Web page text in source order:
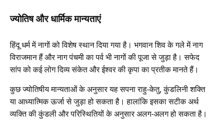
ज्योतिष और धार्मिक मान्यताएं
हिंदू धर्म में नागों को विशेष स्थान दिया गया है। भगवान शिव के गले में नाग
विराजमान हैं और नाग पंचमी का पर्व भी नागों की पूजा से जुड़ा है। सफेद
सांप को कई लोग दिव्य संकेत और ईश्वर की कृपा का प्रतीक मानते हैं।
कुछ ज्योतिषीय मान्यताओं के अनुसार यह सपना राहु-केतु, कुंडलिनी शक्ति
या आध्यात्मिक ऊर्जा से जुड़ा हो सकता है। हालांकि इसका सटीक अर्थ
व्यक्ति की कुंडली और परिस्थितियों के अनुसार अलग-अलग हो सकता है।